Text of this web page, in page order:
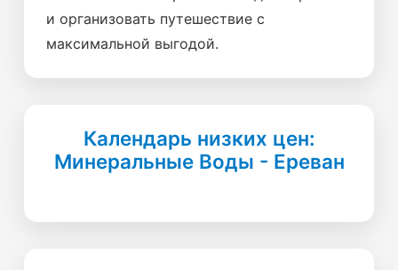
и организовать путешествие с
максимальной выгодой.
Календарь низких цен:
Минеральные Воды - Ереван